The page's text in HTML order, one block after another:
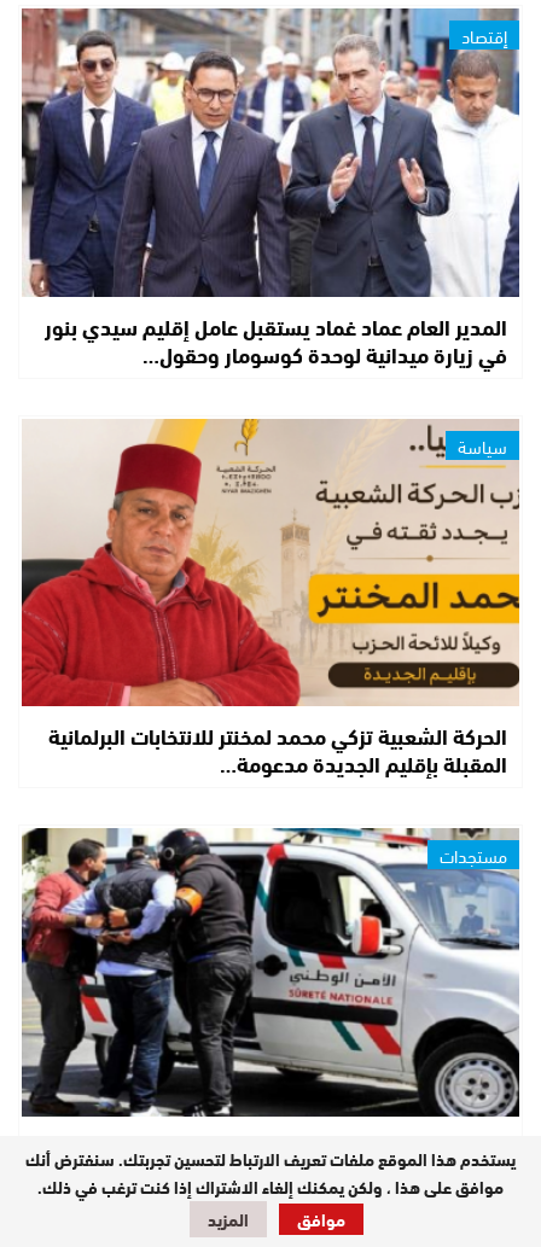
إقتصاد
المدير العام عماد غماد يستقبل عامل إقليم سيدي بنور
في زيارة ميدانية لوحدة كوسومار وحقول…
سياسة
الحركة الشعبية تزكي محمد لمخنتر للانتخابات البرلمانية
المقبلة بإقليم الجديدة مدعومة…
مستجدات
عاجل | فرقة مكافحة العصابات للشرطة القضائية بالجديدة
توقف أكبر مروج مخدرات بالزمامرة…
يستخدم هذا الموقع ملفات تعريف الارتباط لتحسين تجربتك. سنفترض أنك
موافق على هذا ، ولكن يمكنك إلغاء الاشتراك إذا كنت ترغب في ذلك.
موافق
المزيد